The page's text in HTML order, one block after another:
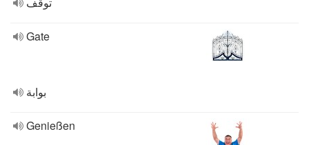
Gate
بوابة
Genießen